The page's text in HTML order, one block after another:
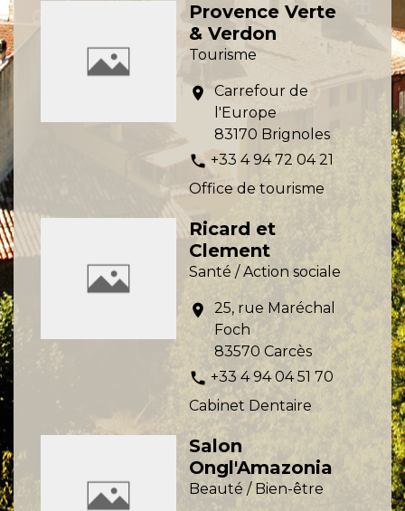
Provence Verte
& Verdon
Tourisme
location_on
Carrefour de
l'Europe
83170 Brignoles
phone +33 4 94 72 04 21
Office de tourisme
Ricard et
Clement
Santé / Action sociale
location_on
25, rue Maréchal
Foch
83570 Carcès
phone +33 4 94 04 51 70
Cabinet Dentaire
Salon
Ongl'Amazonia
Beauté / Bien-être